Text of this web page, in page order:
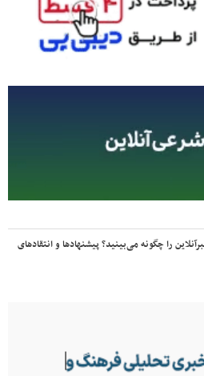
را چگونه می‌بینید؟ پیشنهادها و انتقادهای